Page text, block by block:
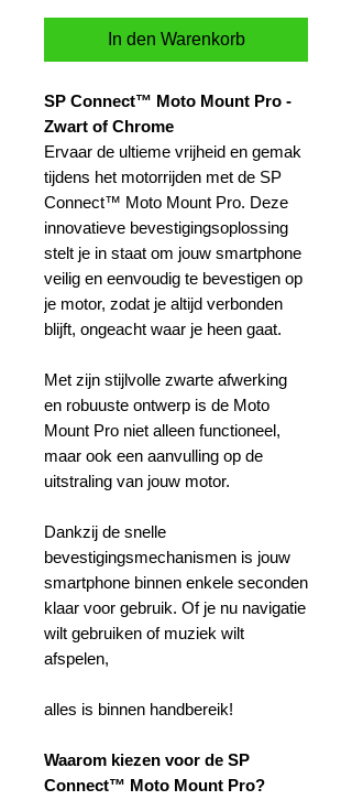
In den Warenkorb
SP Connect™ Moto Mount Pro -
Zwart of Chrome
Ervaar de ultieme vrijheid en gemak
tijdens het motorrijden met de SP
Connect™ Moto Mount Pro. Deze
innovatieve bevestigingsoplossing
stelt je in staat om jouw smartphone
veilig en eenvoudig te bevestigen op
je motor, zodat je altijd verbonden
blijft, ongeacht waar je heen gaat.
Met zijn stijlvolle zwarte afwerking
en robuuste ontwerp is de Moto
Mount Pro niet alleen functioneel,
maar ook een aanvulling op de
uitstraling van jouw motor.
Dankzij de snelle
bevestigingsmechanismen is jouw
smartphone binnen enkele seconden
klaar voor gebruik. Of je nu navigatie
wilt gebruiken of muziek wilt
afspelen,
alles is binnen handbereik!
Waarom kiezen voor de SP
Connect™ Moto Mount Pro?